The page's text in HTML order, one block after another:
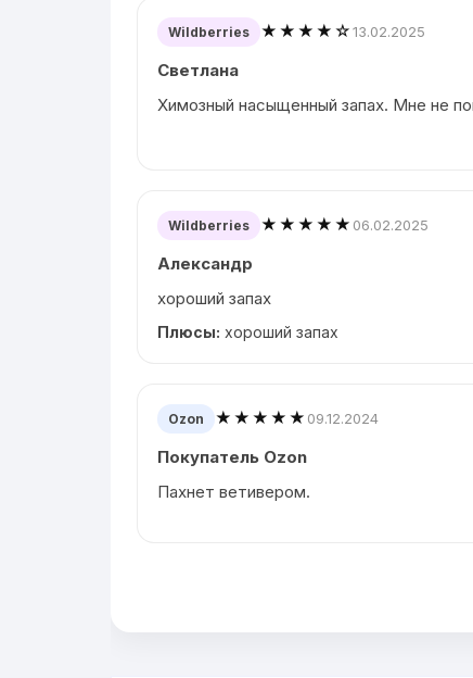
Wildberries ★★★★☆13.02.2025
Светлана
Химозный насыщенный запах. Мне не
Wildberries ★★★★★ 06.02.2025
Александр
хороший запах
Плюсы: хороший запах
Ozon ★★★★★ 09.12.2024
Покупатель Ozon
Пахнет ветивером.